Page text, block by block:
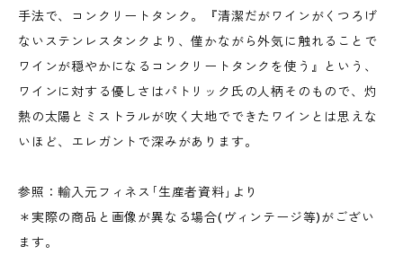
手法で、コンクリートタンク。『清潔だがワインがくつろげ
ないステンレスタンクより、僅かながら外気に触れることで
ワインが穏やかになるコンクリートタンクを使う』という、
ワインに対する優しさはパトリック氏の人柄そのもので、灼
熱の太陽とミストラルが吹く大地でできたワインとは思えな
いほど、エレガントで深みがあります。
参照：輸入元フィネス｢生産者資料｣より
＊実際の商品と画像が異なる場合(ヴィンテージ等)がござい
ます。